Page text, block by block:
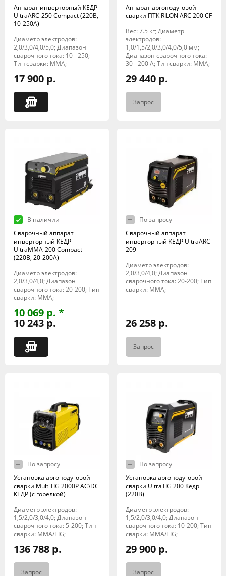
Аппарат инверторный КЕДР
UltraARC-250 Compact (220В,
10-250А)
Диаметр электродов:
2,0/3,0/4,0/5,0; Диапазон
сварочного тока: 10 - 250;
Тип сварки: MMA;
17 900 р.
Аппарат аргонодуговой
сварки ПТК RILON ARC 200 CF
Вес: 7.5 кг; Диаметр
электродов:
1,0/1,5/2,0/3,0/4,0/5,0 мм;
Диапазон сварочного тока:
30 - 200 А; Тип сварки: MMA;
29 440 р.
Запрос
В наличии
Сварочный аппарат
инверторный КЕДР
UltraMMA-200 Compact
(220В, 20-200А)
Диаметр электродов:
2,0/3,0/4,0; Диапазон
сварочного тока: 20-200; Тип
сварки: MMA;
10 069 р. *
10 243 р.
По запросу
Сварочный аппарат
инверторный КЕДР UltraARC-
209
Диаметр электродов:
2,0/3,0/4,0; Диапазон
сварочного тока: 20-200; Тип
сварки: MMA;
26 258 р.
Запрос
По запросу
Установка аргонодуговой
сварки MultiTIG 2000P AC\DC
КЕДР (с горелкой)
Диаметр электродов:
1,5/2,0/3,0/4,0; Диапазон
сварочного тока: 5-200; Тип
сварки: MMA/TIG;
136 788 р.
Запрос
По запросу
Установка аргонодуговой
сварки UltraTIG 200 Кедр
(220В)
Диаметр электродов:
1,5/2,0/3,0/4,0; Диапазон
сварочного тока: 10-200; Тип
сварки: MMA/TIG;
29 900 р.
Запрос